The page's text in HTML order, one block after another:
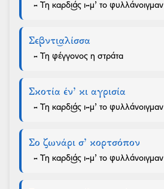
- Τη καρδι͜άς ι-μ’ το φυλλάνοιγμαν
Σεβντι͜αλίσσα
- Τη φέγγονος η στράτα
Σκοτία έν’ κι αγρισία
- Τη καρδι͜άς ι-μ’ το φυλλάνοιγμαν
Σο ζωνάρι σ’ κορτσόπον
- Τη καρδι͜άς ι-μ’ το φυλλάνοιγμαν